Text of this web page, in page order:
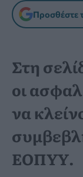
Προσθέστε
Στη
οι
να
ΕΟΠΥΥ.